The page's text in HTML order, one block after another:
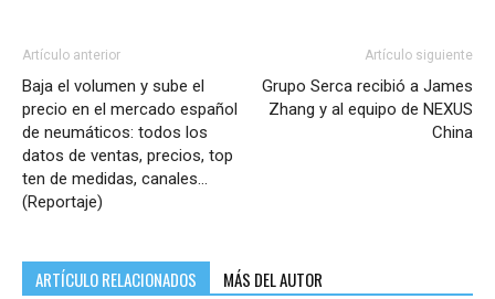
Artículo anterior
Baja el volumen y sube el
precio en el mercado español
de neumáticos: todos los
datos de ventas, precios, top
ten de medidas, canales…
(Reportaje)
Artículo siguiente
Grupo Serca recibió a James
Zhang y al equipo de NEXUS
China
ARTÍCULO RELACIONADOS MÁS DEL AUTOR